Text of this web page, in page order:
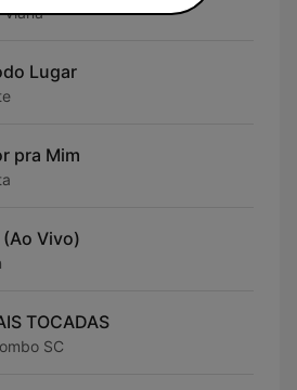
Viana
Lugar
pra Mim
(Ao Vivo)
TOCADAS
SC